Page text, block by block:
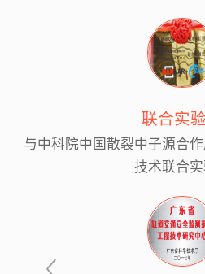
联合实
与中科院中国散裂中子源合
技术联合